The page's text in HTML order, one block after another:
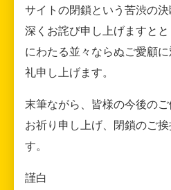
サイトの閉鎖という苦渋の決
深くお詫び申し上げますと
にわたる並々ならぬご愛顧
礼申し上げます。
末筆ながら、皆様の今後の
お祈り申し上げ、閉鎖のご
す。
謹白